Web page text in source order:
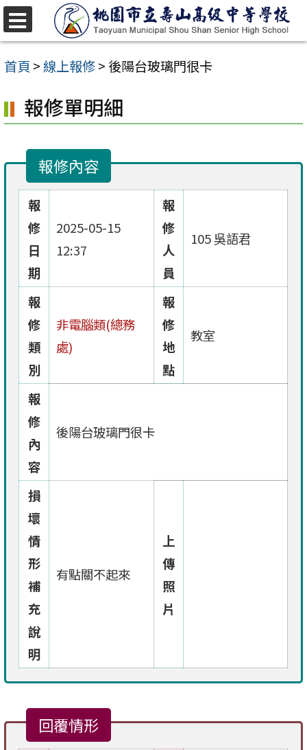
跳
至
主
內
容
首頁 >線上報修> 後陽台玻璃門很卡
報修單明細
報修內容
報
修
日
期
2025-05-15
12:37
報
修
人
員
105 吳語君
報
修
類
別
非電腦類(總務
處)
報
修
地
點
教室
報
修
內
容
後陽台玻璃門很卡
損
壞
情
形
補
充
說
明
有點關不起來
上
傳
照
片
回覆情形
選
單